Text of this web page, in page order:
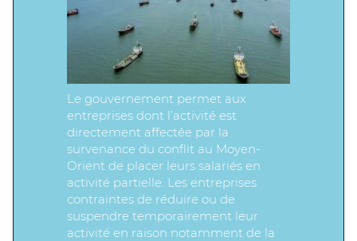
Le gouvernement permet aux
entreprises dont l’activité est
directement affectée par la
survenance du conflit au Moyen-
Orient de placer leurs salariés en
activité partielle. Les entreprises
contraintes de réduire ou de
suspendre temporairement leur
activité en raison notamment de la